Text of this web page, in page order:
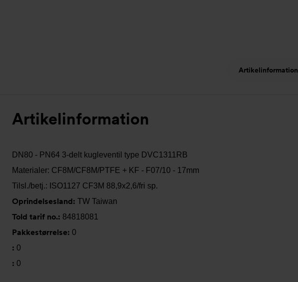
Artikelinformation
Artikelinformation
DN80 - PN64 3-delt kugleventil type DVC1311RB
Materialer: CF8M/CF8M/PTFE + KF - F07/10 - 17mm
Tilsl./betj.: ISO1127 CF3M 88,9x2,6/fri sp.
Oprindelsesland: TW Taiwan
Told tarif no.: 84818081
Pakkestørrelse: 0
: 0
: 0